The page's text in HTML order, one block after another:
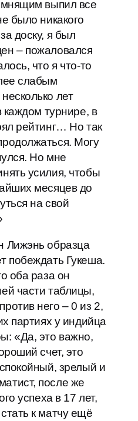
выпил все
было никакого
доску, я был
– пожаловался
что я что-то
слабым
лет
каждом турнире, в
рейтинг… Но так
Могу
Но мне
усилия, чтобы
месяцев до
на свой
Лижэнь образца
побеждать Гукеша.
оба раза он
части таблицы,
него – 0 из 2,
партиях у индийца
«Да, это важно,
счет, это
зрелый и
после же
успеха в 17 лет,
к матчу ещё